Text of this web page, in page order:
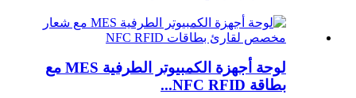
لوحة أجهزة الكمبيوتر الطرفية MES مع
بطاقة NFC RFID...